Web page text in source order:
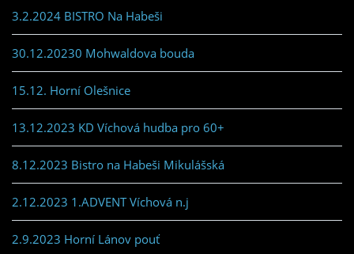
3.2.2024 BISTRO Na Habeši
30.12.20230 Mohwaldova bouda
15.12. Horní Olešnice
13.12.2023 KD Víchová hudba pro 60+
8.12.2023 Bistro na Habeši Mikulášská
2.12.2023 1.ADVENT Víchová n.j
2.9.2023 Horní Lánov pouť